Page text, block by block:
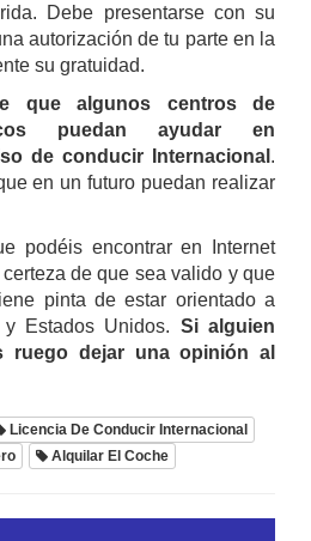
Debe presentarse con su
autorización de tu parte en la
su gratuidad.
que algunos centros de
puedan ayudar en
de conducir Internacional .
en un futuro puedan realizar
podéis encontrar en Internet
de que sea valido y que
pinta de estar orientado a
Estados Unidos. Si alguien
ruego dejar una opinión al
Licencia De Conducir Internacional
Alquilar El Coche